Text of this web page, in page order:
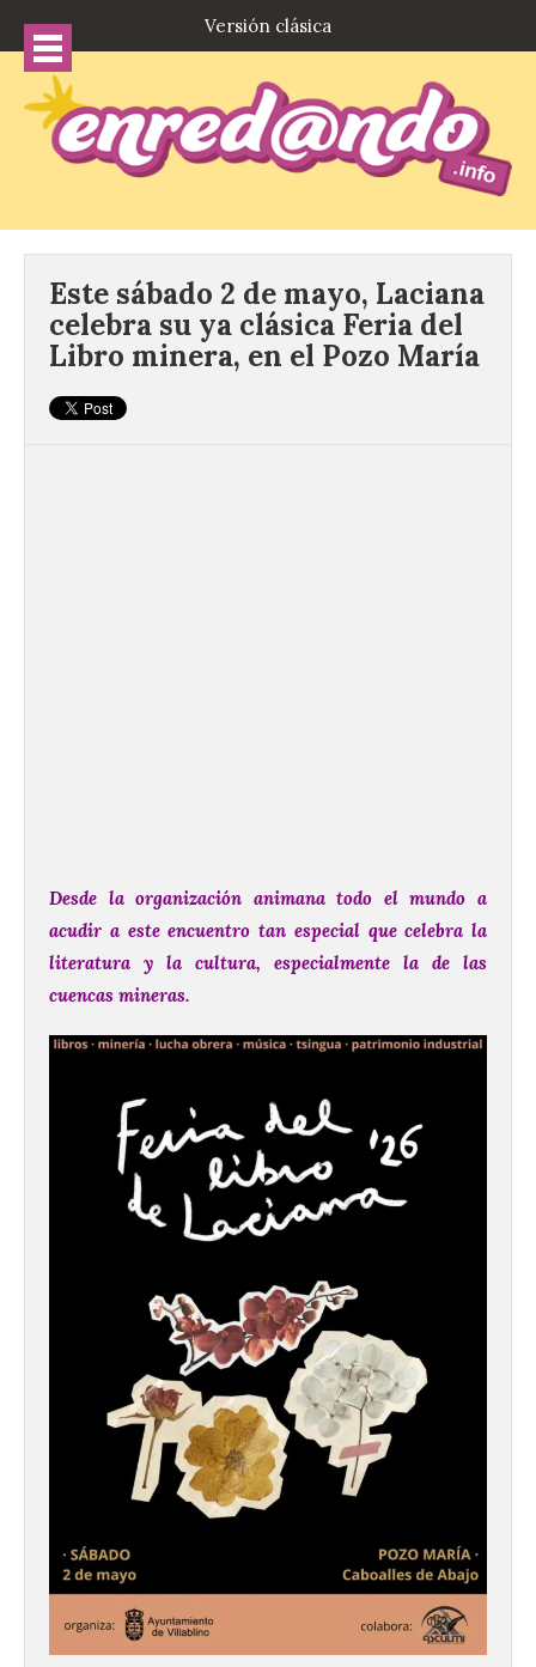
Versión clásica
Este sábado 2 de mayo, Laciana
celebra su ya clásica Feria del
Libro minera, en el Pozo María
Desde la organización animana todo el mundo a
acudir a este encuentro tan especial que celebra la
literatura y la cultura, especialmente la de las
cuencas mineras.